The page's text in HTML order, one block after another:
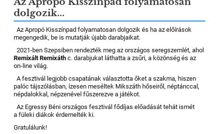
dolgozik...
Az Apropó Kisszínpad folyamatosan dolgozik és ha az előírások
megengedik, be is mutatják újabb darabjaikat.
2021-ben Szepsiben rendezték meg az országos seregszemlét, ahol
Remixált Remixáth c. darabjukat láthatta a zsűri, a közönség és az
on-line világ.
A fesztivál legjobb csapatának választotta őket a szakma, hiszen
palóc tájszólásban, ízesen meséltek Mikszáth hőseiről, néptánccal,
népdalokkal, népzenével fűszerezve a játékot.
Az Egressy Béni országos fesztivál fődíjas előadását tehát ismét
a füleki diákok érdemelték ki.
Gratulálunk!